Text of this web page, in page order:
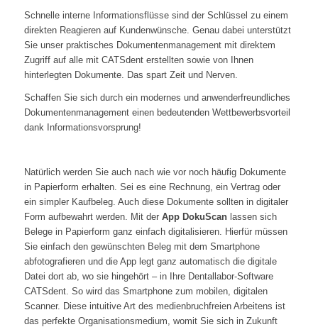
Schnelle interne Informationsflüsse sind der Schlüssel zu einem
direkten Reagieren auf Kundenwünsche. Genau dabei unterstützt
Sie unser praktisches Dokumentenmanagement mit direktem
Zugriff auf alle mit CATSdent erstellten sowie von Ihnen
hinterlegten Dokumente. Das spart Zeit und Nerven.
Schaffen Sie sich durch ein modernes und anwenderfreundliches
Dokumentenmanagement einen bedeutenden Wettbewerbsvorteil
dank Informationsvorsprung!
Natürlich werden Sie auch nach wie vor noch häufig Dokumente
in Papierform erhalten. Sei es eine Rechnung, ein Vertrag oder
ein simpler Kaufbeleg. Auch diese Dokumente sollten in digitaler
Form aufbewahrt werden. Mit derApp DokuScanlassen sich
Belege in Papierform ganz einfach digitalisieren. Hierfür müssen
Sie einfach den gewünschten Beleg mit dem Smartphone
abfotografieren und die App legt ganz automatisch die digitale
Datei dort ab, wo sie hingehört – in Ihre Dentallabor-Software
CATSdent. So wird das Smartphone zum mobilen, digitalen
Scanner. Diese intuitive Art des medienbruchfreien Arbeitens ist
das perfekte Organisationsmedium, womit Sie sich in Zukunft